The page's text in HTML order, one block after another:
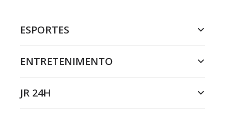
ESPORTES
ENTRETENIMENTO
JR 24H